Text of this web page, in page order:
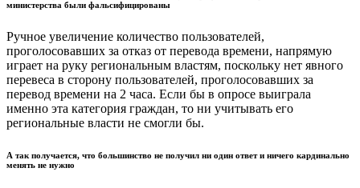
министерства были фальсифицированы
Ручное увеличение количество пользователей,
проголосовавших за отказ от перевода времени, напрямую
играет на руку региональным властям, поскольку нет явного
перевеса в сторону пользователей, проголосовавших за
перевод времени на 2 часа. Если бы в опросе выиграла
именно эта категория граждан, то ни учитывать его
региональные власти не смогли бы.
А так получается, что большинство не получил ни один ответ и ничего кардинально
менять не нужно